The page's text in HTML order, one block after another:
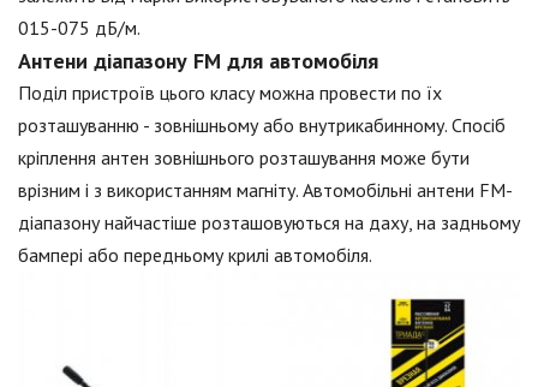
015-075 дБ/м.
Антени діапазону FM для автомобіля
Поділ пристроїв цього класу можна провести по їх
розташуванню - зовнішньому або внутрикабинному. Спосіб
кріплення антен зовнішнього розташування може бути
врізним і з використанням магніту. Автомобільні антени FM-
діапазону найчастіше розташовуються на даху, на задньому
бампері або передньому крилі автомобіля.